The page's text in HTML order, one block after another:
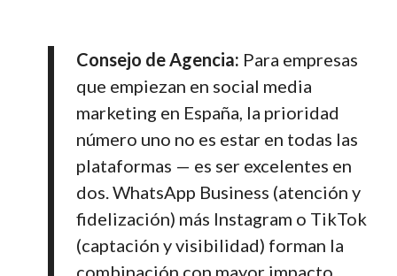
Consejo de Agencia: Para empresas
que empiezan en social media
marketing en España, la prioridad
número uno no es estar en todas las
plataformas — es ser excelentes en
dos. WhatsApp Business (atención y
fidelización) más Instagram o TikTok
(captación y visibilidad) forman la